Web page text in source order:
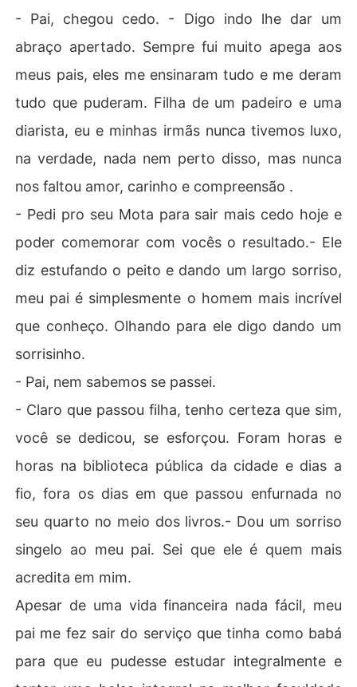
- Pai, chegou cedo. - Digo indo lhe dar um
abraço apertado. Sempre fui muito apega aos
meus pais, eles me ensinaram tudo e me deram
tudo que puderam. Filha de um padeiro e uma
diarista, eu e minhas irmãs nunca tivemos luxo,
na verdade, nada nem perto disso, mas nunca
nos faltou amor, carinho e compreensão .
- Pedi pro seu Mota para sair mais cedo hoje e
poder comemorar com vocês o resultado.- Ele
diz estufando o peito e dando um largo sorriso,
meu pai é simplesmente o homem mais incrível
que conheço. Olhando para ele digo dando um
sorrisinho.
- Pai, nem sabemos se passei.
- Claro que passou filha, tenho certeza que sim,
você se dedicou, se esforçou. Foram horas e
horas na biblioteca pública da cidade e dias a
fio, fora os dias em que passou enfurnada no
seu quarto no meio dos livros.- Dou um sorriso
singelo ao meu pai. Sei que ele é quem mais
acredita em mim.
Apesar de uma vida financeira nada fácil, meu
pai me fez sair do serviço que tinha como babá
para que eu pudesse estudar integralmente e